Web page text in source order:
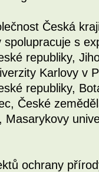
Česká
s
republiky,
Karlovy v
republiky,
České
Masarykovy
ochrany